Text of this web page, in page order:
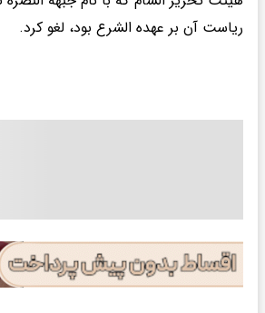
ریاست آن بر عهده الشرع بود، لغو کرد.